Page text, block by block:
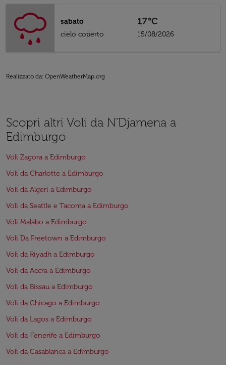
sabato
cielo coperto
17°C
15/08/2026
Realizzato da: OpenWeatherMap.org
Scopri altri Voli da N'Djamena a
Edimburgo
Voli Zagora a Edimburgo
Voli da Charlotte a Edimburgo
Voli da Algeri a Edimburgo
Voli da Seattle e Tacoma a Edimburgo
Voli Malabo a Edimburgo
Voli Da Freetown a Edimburgo
Voli da Riyadh a Edimburgo
Voli da Accra a Edimburgo
Voli da Bissau a Edimburgo
Voli da Chicago a Edimburgo
Voli da Lagos a Edimburgo
Voli da Tenerife a Edimburgo
Voli da Casablanca a Edimburgo